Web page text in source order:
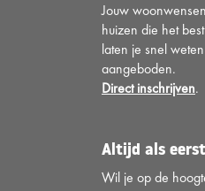
Jouw
huizen die het
laten je snel
aangeboden.
Direct inschrijven.
Altijd als
Wil je op de